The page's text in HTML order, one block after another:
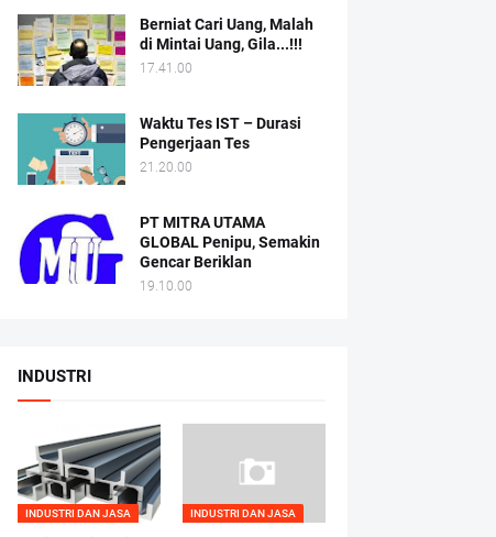
Berniat Cari Uang, Malah
di Mintai Uang, Gila...!!!
17.41.00
Waktu Tes IST – Durasi
Pengerjaan Tes
21.20.00
PT MITRA UTAMA
GLOBAL Penipu, Semakin
Gencar Beriklan
19.10.00
INDUSTRI
INDUSTRI DAN JASA INDUSTRI DAN JASA